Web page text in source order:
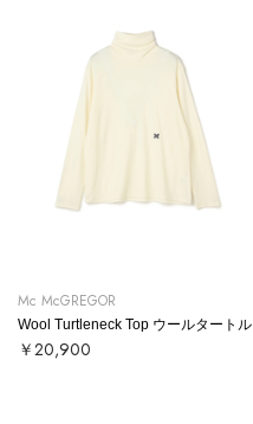
Mc McGREGOR
Wool Turtleneck Top ウールタートル
￥20,900